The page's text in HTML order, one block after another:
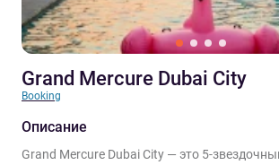
Grand Mercure Dubai City
Booking
Описание
Grand Mercure Dubai City — это 5-